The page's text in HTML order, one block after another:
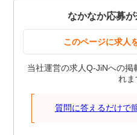
なかなか応募
このページに求人
当社運営の求人Q-JiNへの掲
れま
質問に答えるだけで